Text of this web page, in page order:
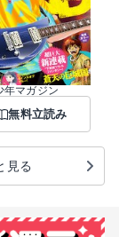
年マガジン
無料立読み
見る